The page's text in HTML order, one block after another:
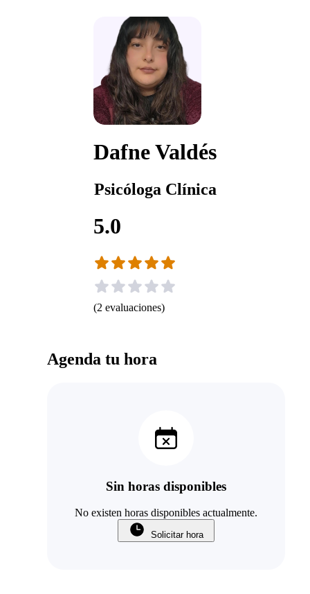
Dafne Valdés
Psicóloga Clínica
5.0
(2 evaluaciones)
Agenda tu hora
Sin horas disponibles
No existen horas disponibles actualmente.
Solicitar hora